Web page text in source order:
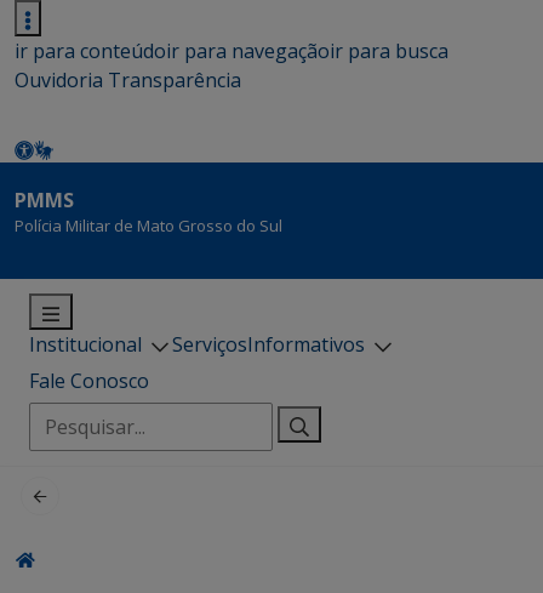
ir para conteúdoir para navegaçãoir para busca
Ouvidoria Transparência
PMMS
Polícia Militar de Mato Grosso do Sul
Institucional ServiçosInformativos
Fale Conosco
Pesquisar
por: